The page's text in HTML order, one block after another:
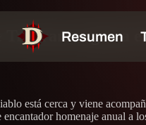
Tristram regresa
está cerca y viene
encantador homenaje anual a